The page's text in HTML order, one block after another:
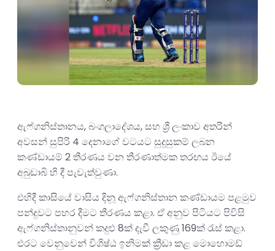
ඇෆ්ගනිස්තානය, බංගලාදේශය, සහ ශ්‍රී ලංකාව අතරින්
අවසන් සුපිරි 4 දෙනාගේ වටයට සුදුසුකම් ලබන
කණ්ඩායම් 2 තීරණය වන තීරණාත්මක තරඟය ඊයේ
අබුඩාබි හි දී පැවැත්වුණා.
එහිදී කාසියේ වාසිය දිනූ ඇෆ්ගනිස්තාන කණ්ඩායම පළමුව
පන්දුවට පහර දීමට තීරණය කළා. ඒ අනුව පිටියට පිවිසි
ඇෆ්ගනිස්තානුවන් කදුළු 8ක් දැවී ලකුණු 169ක් රැස් කළා.
එරට වෙනුවෙන් විශිෂ්ඨ ඉනිමක් ක්‍රීඩා කළ මොහොමඩ්